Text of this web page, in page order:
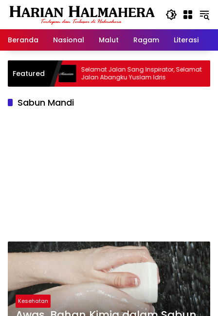
Langsung
Beranda
Nasional Malut Ragam Literasi
Featured
Warisan
Selamat Jalan Sang Inspirator, Selamat
Jalan Abangku Yuslam Idris
Sabun Mandi
Kesehatan